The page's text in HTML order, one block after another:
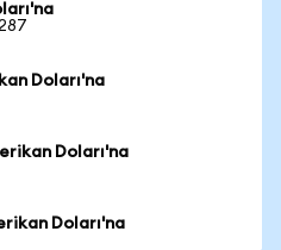
Doları'na
Doları'na
Doları'na